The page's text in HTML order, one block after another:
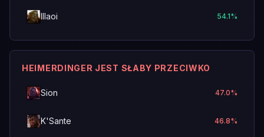
Illaoi 54.1%
HEIMERDINGER JEST SŁABY PRZECIWKO
Sion 47.0%
K'Sante 46.8%